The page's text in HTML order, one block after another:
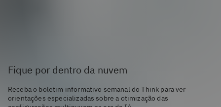
Fique por dentro da nuvem
Receba o boletim informativo semanal do Think para ver
orientações especializadas sobre a otimização das